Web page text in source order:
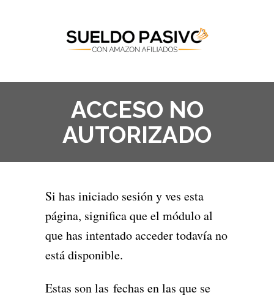
ACCESO NO
AUTORIZADO
Si has iniciado sesión y ves esta
página, significa que el módulo al
que has intentado acceder todavía no
está disponible.
Estas son las fechas en las que se